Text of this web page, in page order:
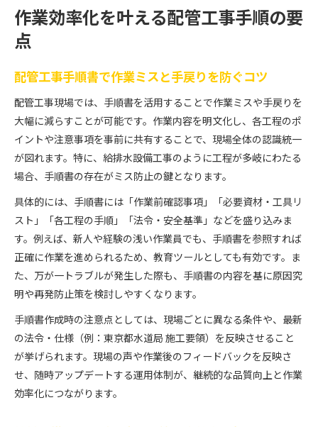
作業効率化を叶える配管工事手順の要
点
配管工事手順書で作業ミスと手戻りを防ぐコツ
配管工事現場では、手順書を活用することで作業ミスや手戻りを
大幅に減らすことが可能です。作業内容を明文化し、各工程のポ
イントや注意事項を事前に共有することで、現場全体の認識統一
が図れます。特に、給排水設備工事のように工程が多岐にわたる
場合、手順書の存在がミス防止の鍵となります。
具体的には、手順書には「作業前確認事項」「必要資材・工具リ
スト」「各工程の手順」「法令・安全基準」などを盛り込みま
す。例えば、新人や経験の浅い作業員でも、手順書を参照すれば
正確に作業を進められるため、教育ツールとしても有効です。ま
た、万が一トラブルが発生した際も、手順書の内容を基に原因究
明や再発防止策を検討しやすくなります。
手順書作成時の注意点としては、現場ごとに異なる条件や、最新
の法令・仕様（例：東京都水道局 施工要領）を反映させること
が挙げられます。現場の声や作業後のフィードバックを反映さ
せ、随時アップデートする運用体制が、継続的な品質向上と作業
効率化につながります。